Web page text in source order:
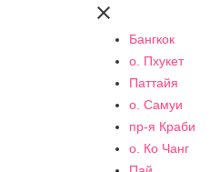

Бангкок
о. Пхукет
Паттайя
о. Самуи
пр-я Краби
о. Ко Чанг